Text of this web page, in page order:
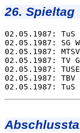
26. Spieltag
02.05.1987:
02.05.1987:
02.05.1987:
02.05.1987:
02.05.1987:
02.05.1987: